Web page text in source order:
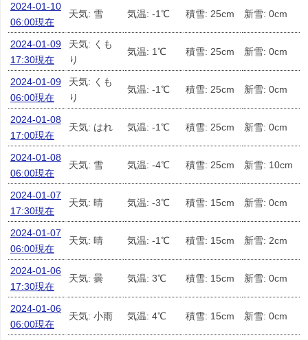
2024-01-10
06:00現在
天気: 雪 気温: -1℃ 積雪: 25cm 新雪: 0cm
2024-01-09
17:30現在
天気: くも
り
気温: 1℃ 積雪: 25cm 新雪: 0cm
2024-01-09
06:00現在
天気: くも
り
気温: -1℃ 積雪: 25cm 新雪: 0cm
2024-01-08
17:00現在
天気: はれ 気温: -1℃ 積雪: 25cm 新雪: 0cm
2024-01-08
06:00現在
天気: 雪 気温: -4℃ 積雪: 25cm 新雪: 10cm
2024-01-07
17:30現在
天気: 晴 気温: -3℃ 積雪: 15cm 新雪: 0cm
2024-01-07
06:00現在
天気: 晴 気温: -1℃ 積雪: 15cm 新雪: 2cm
2024-01-06
17:30現在
天気: 曇 気温: 3℃ 積雪: 15cm 新雪: 0cm
2024-01-06
06:00現在
天気: 小雨 気温: 4℃ 積雪: 15cm 新雪: 0cm